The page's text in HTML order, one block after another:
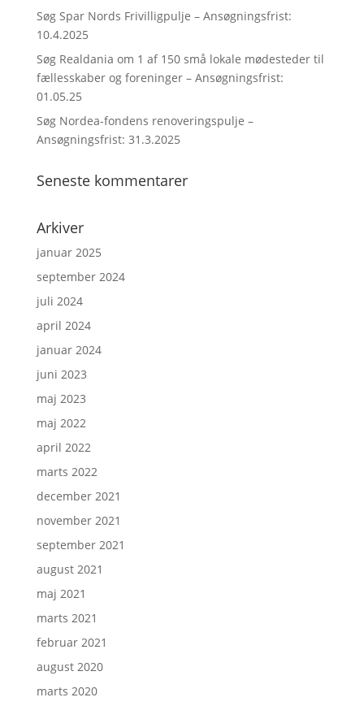
Søg Spar Nords Frivilligpulje – Ansøgningsfrist:
10.4.2025
Søg Realdania om 1 af 150 små lokale mødesteder til
fællesskaber og foreninger – Ansøgningsfrist:
01.05.25
Søg Nordea-fondens renoveringspulje –
Ansøgningsfrist: 31.3.2025
Seneste kommentarer
Arkiver
januar 2025
september 2024
juli 2024
april 2024
januar 2024
juni 2023
maj 2023
maj 2022
april 2022
marts 2022
december 2021
november 2021
september 2021
august 2021
maj 2021
marts 2021
februar 2021
august 2020
marts 2020